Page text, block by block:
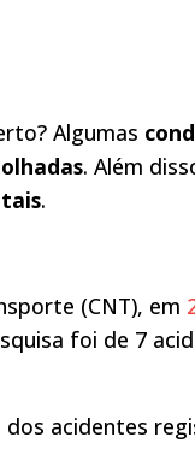
Algumas
. Além
.
(CNT), em
foi de 7
acidentes